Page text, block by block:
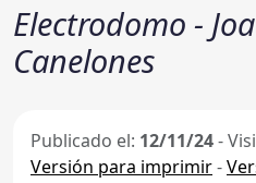
Electrodomo -
Canelones
Publicado el: 12/11/24-
Versión para imprimir-